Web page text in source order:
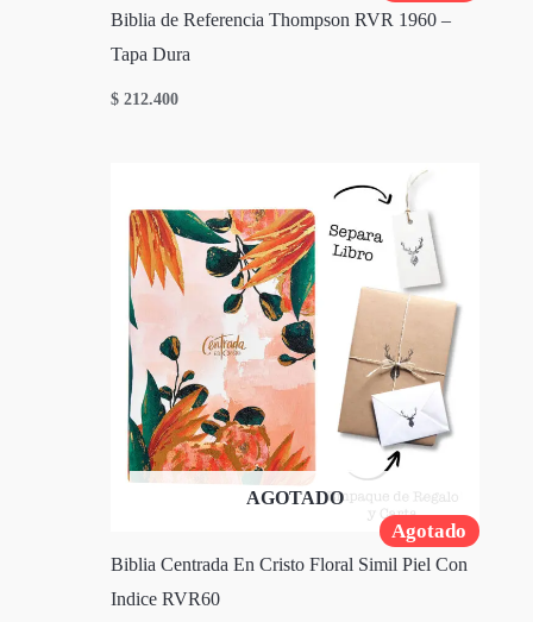
Biblia de Referencia Thompson RVR 1960 –
Tapa Dura
$ 212.400
Agotado
AGOTADO
Biblia Centrada En Cristo Floral Simil Piel Con
Indice RVR60